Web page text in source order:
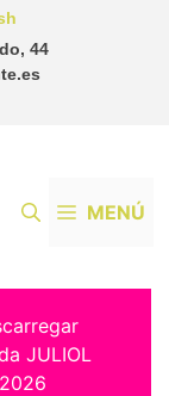
44
MENÚ
JULIOL
2026